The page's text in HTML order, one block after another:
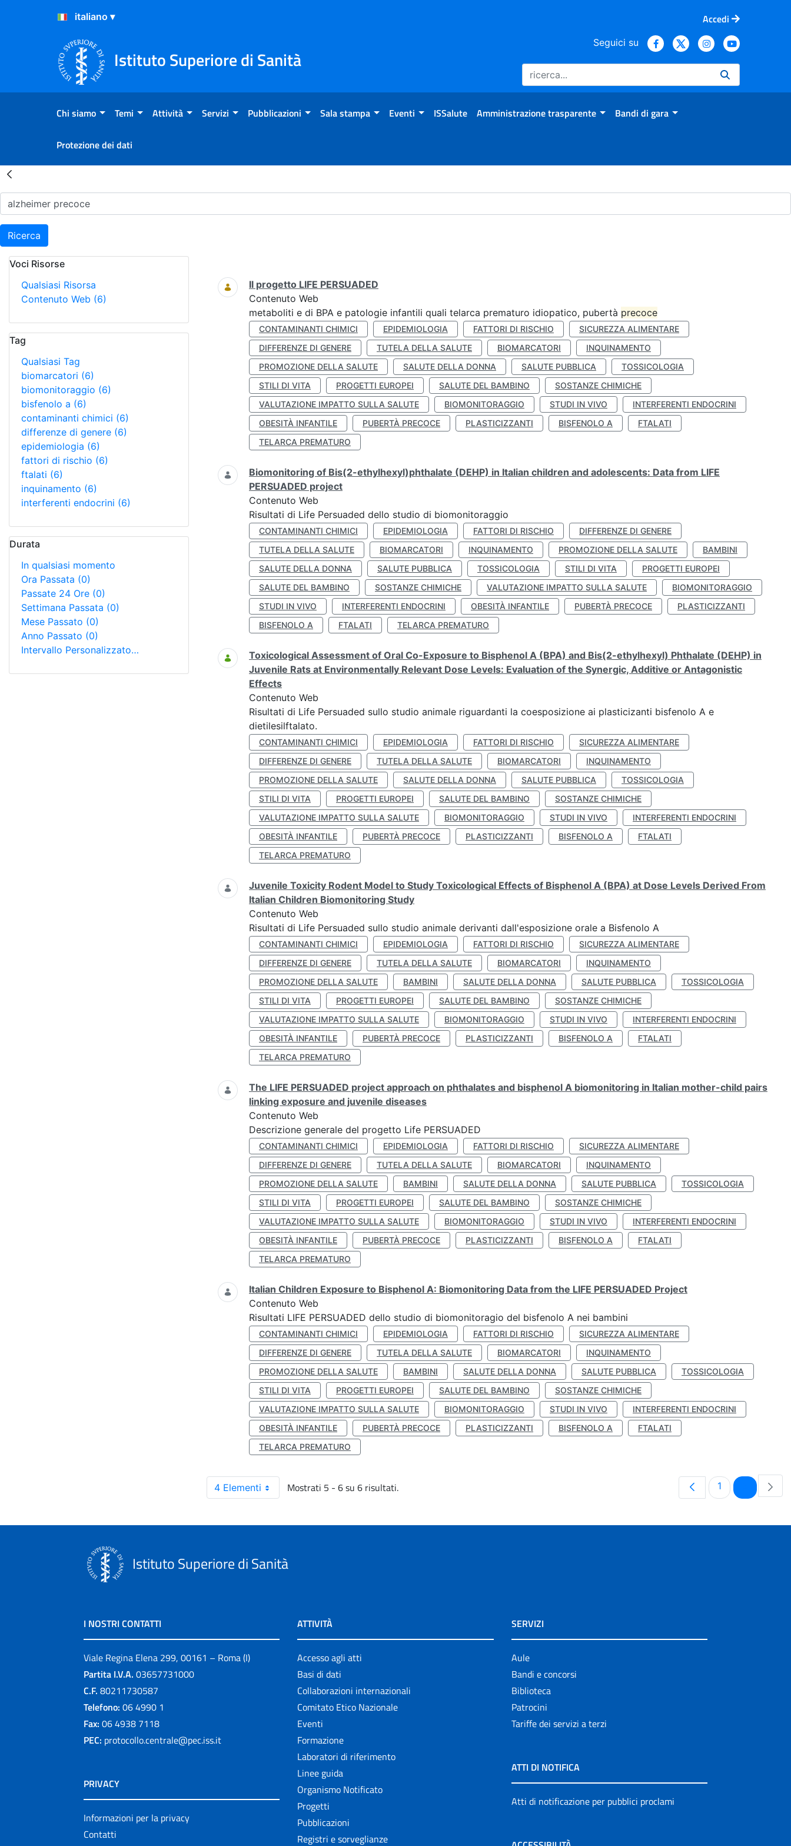
Salta al Contenuto
Salta al Footer
Accedi
Istituto Superiore di Sanità
Seguici su
Chi siamo Temi Attività Servizi Pubblicazioni Sala stampa Eventi ISSalute Amministrazione trasparente Bandi di gara
Protezione dei dati
Risultati della Ricerca - Home
Ricerca
Voci Risorse
Qualsiasi Risorsa
Contenuto Web (6)
Tag
Qualsiasi Tag
biomarcatori (6)
biomonitoraggio (6)
bisfenolo a (6)
contaminanti chimici (6)
differenze di genere (6)
epidemiologia (6)
fattori di rischio (6)
ftalati (6)
inquinamento (6)
interferenti endocrini (6)
Durata
In qualsiasi momento
Ora Passata (0)
Passate 24 Ore (0)
Settimana Passata (0)
Mese Passato (0)
Anno Passato (0)
Intervallo Personalizzato…
Ricerca
Il progetto LIFE PERSUADED
Contenuto Web
metaboliti e di BPA e patologie infantili quali telarca prematuro idiopatico, pubertà precoce
CONTAMINANTI CHIMICI EPIDEMIOLOGIA FATTORI DI RISCHIO
SICUREZZA ALIMENTARE
DIFFERENZE DI GENERE
TUTELA DELLA SALUTE BIOMARCATORI
INQUINAMENTO
PROMOZIONE DELLA SALUTE
SALUTE DELLA DONNA SALUTE PUBBLICA
TOSSICOLOGIA
STILI DI VITA
PROGETTI EUROPEI SALUTE DEL BAMBINO
SOSTANZE CHIMICHE
VALUTAZIONE IMPATTO SULLA SALUTE
BIOMONITORAGGIO STUDI IN VIVO
INTERFERENTI ENDOCRINI
OBESITÀ INFANTILE
PUBERTÀ PRECOCE PLASTICIZZANTI BISFENOLO A
FTALATI
TELARCA PREMATURO
Biomonitoring of Bis(2-ethylhexyl)phthalate (DEHP) in Italian children and adolescents: Data from LIFE
PERSUADED project
Contenuto Web
Risultati di Life Persuaded dello studio di biomonitoraggio
CONTAMINANTI CHIMICI EPIDEMIOLOGIA FATTORI DI RISCHIO
DIFFERENZE DI GENERE
TUTELA DELLA SALUTE
BIOMARCATORI INQUINAMENTO PROMOZIONE DELLA SALUTE
BAMBINI
SALUTE DELLA DONNA
SALUTE PUBBLICA TOSSICOLOGIA STILI DI VITA
PROGETTI EUROPEI
SALUTE DEL BAMBINO
SOSTANZE CHIMICHE VALUTAZIONE IMPATTO SULLA SALUTE
BIOMONITORAGGIO
STUDI IN VIVO
INTERFERENTI ENDOCRINI OBESITÀ INFANTILE PUBERTÀ PRECOCE
PLASTICIZZANTI
BISFENOLO A
FTALATI TELARCA PREMATURO
Toxicological Assessment of Oral Co-Exposure to Bisphenol A (BPA) and Bis(2-ethylhexyl) Phthalate (DEHP) in
Juvenile Rats at Environmentally Relevant Dose Levels: Evaluation of the Synergic, Additive or Antagonistic
Effects
Contenuto Web
Risultati di Life Persuaded sullo studio animale riguardanti la coesposizione ai plasticizanti bisfenolo A e
dietilesilftalato.
CONTAMINANTI CHIMICI EPIDEMIOLOGIA FATTORI DI RISCHIO
SICUREZZA ALIMENTARE
DIFFERENZE DI GENERE
TUTELA DELLA SALUTE BIOMARCATORI
INQUINAMENTO
PROMOZIONE DELLA SALUTE
SALUTE DELLA DONNA SALUTE PUBBLICA
TOSSICOLOGIA
STILI DI VITA
PROGETTI EUROPEI SALUTE DEL BAMBINO
SOSTANZE CHIMICHE
VALUTAZIONE IMPATTO SULLA SALUTE
BIOMONITORAGGIO STUDI IN VIVO
INTERFERENTI ENDOCRINI
OBESITÀ INFANTILE
PUBERTÀ PRECOCE PLASTICIZZANTI BISFENOLO A
FTALATI
TELARCA PREMATURO
Juvenile Toxicity Rodent Model to Study Toxicological Effects of Bisphenol A (BPA) at Dose Levels Derived From
Italian Children Biomonitoring Study
Contenuto Web
Risultati di Life Persuaded sullo studio animale derivanti dall'esposizione orale a Bisfenolo A
CONTAMINANTI CHIMICI EPIDEMIOLOGIA FATTORI DI RISCHIO
SICUREZZA ALIMENTARE
DIFFERENZE DI GENERE
TUTELA DELLA SALUTE BIOMARCATORI
INQUINAMENTO
PROMOZIONE DELLA SALUTE
BAMBINI SALUTE DELLA DONNA SALUTE PUBBLICA
TOSSICOLOGIA
STILI DI VITA
PROGETTI EUROPEI SALUTE DEL BAMBINO
SOSTANZE CHIMICHE
VALUTAZIONE IMPATTO SULLA SALUTE
BIOMONITORAGGIO STUDI IN VIVO
INTERFERENTI ENDOCRINI
OBESITÀ INFANTILE
PUBERTÀ PRECOCE PLASTICIZZANTI BISFENOLO A
FTALATI
TELARCA PREMATURO
The LIFE PERSUADED project approach on phthalates and bisphenol A biomonitoring in Italian mother-child pairs
linking exposure and juvenile diseases
Contenuto Web
Descrizione generale del progetto Life PERSUADED
CONTAMINANTI CHIMICI EPIDEMIOLOGIA FATTORI DI RISCHIO
SICUREZZA ALIMENTARE
DIFFERENZE DI GENERE
TUTELA DELLA SALUTE BIOMARCATORI
INQUINAMENTO
PROMOZIONE DELLA SALUTE
BAMBINI SALUTE DELLA DONNA SALUTE PUBBLICA
TOSSICOLOGIA
STILI DI VITA
PROGETTI EUROPEI SALUTE DEL BAMBINO
SOSTANZE CHIMICHE
VALUTAZIONE IMPATTO SULLA SALUTE
BIOMONITORAGGIO STUDI IN VIVO
INTERFERENTI ENDOCRINI
OBESITÀ INFANTILE
PUBERTÀ PRECOCE PLASTICIZZANTI BISFENOLO A
FTALATI
TELARCA PREMATURO
Italian Children Exposure to Bisphenol A: Biomonitoring Data from the LIFE PERSUADED Project
Contenuto Web
Risultati LIFE PERSUADED dello studio di biomonitoragio del bisfenolo A nei bambini
CONTAMINANTI CHIMICI EPIDEMIOLOGIA FATTORI DI RISCHIO
SICUREZZA ALIMENTARE
DIFFERENZE DI GENERE
TUTELA DELLA SALUTE BIOMARCATORI
INQUINAMENTO
PROMOZIONE DELLA SALUTE
BAMBINI SALUTE DELLA DONNA SALUTE PUBBLICA
TOSSICOLOGIA
STILI DI VITA
PROGETTI EUROPEI SALUTE DEL BAMBINO
SOSTANZE CHIMICHE
VALUTAZIONE IMPATTO SULLA SALUTE
BIOMONITORAGGIO STUDI IN VIVO
INTERFERENTI ENDOCRINI
OBESITÀ INFANTILE
PUBERTÀ PRECOCE PLASTICIZZANTI BISFENOLO A
FTALATI
TELARCA PREMATURO
4 Elementi Mostrati 5 - 6 su 6 risultati. Pagina
1 Pagina
Istituto Superiore di Sanità
I NOSTRI CONTATTI
Viale Regina Elena 299, 00161 – Roma (I)
Partita I.V.A. 03657731000
C.F. 80211730587
Telefono: 06 4990 1
Fax: 06 4938 7118
PEC: protocollo.centrale@pec.iss.it
PRIVACY
Informazioni per la privacy
Contatti
ATTIVITÀ
Accesso agli atti
Basi di dati
Collaborazioni internazionali
Comitato Etico Nazionale
Eventi
Formazione
Laboratori di riferimento
Linee guida
Organismo Notificato
Progetti
Pubblicazioni
Registri e sorveglianze
SERVIZI
Aule
Bandi e concorsi
Biblioteca
Patrocini
Tariffe dei servizi a terzi
ATTI DI NOTIFICA
Atti di notificazione per pubblici proclami